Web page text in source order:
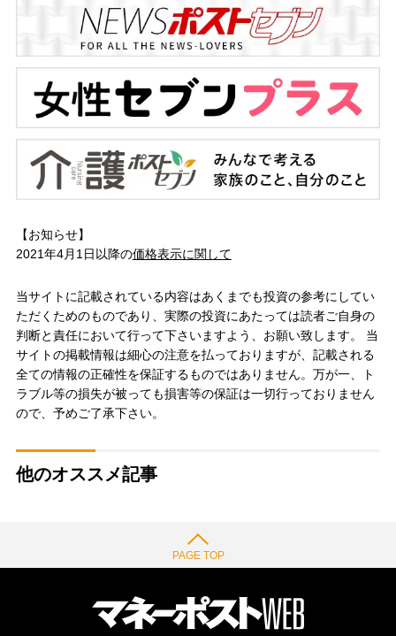
【お知らせ】
2021年4月1日以降の価格表示に関して
当サイトに記載されている内容はあくまでも投資の参考にしてい
ただくためのものであり、実際の投資にあたっては読者ご自身の
判断と責任において行って下さいますよう、お願い致します。 当
サイトの掲載情報は細心の注意を払っておりますが、記載される
全ての情報の正確性を保証するものではありません。万が一、ト
ラブル等の損失が被っても損害等の保証は一切行っておりません
ので、予めご了承下さい。
他のオススメ記事
PAGE TOP